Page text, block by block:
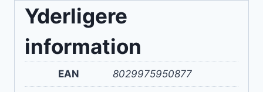
Yderligere
information
EAN 8029975950877